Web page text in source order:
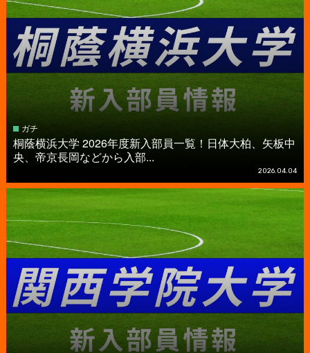
ガチ
桐蔭横浜大学 2026年度新入部員一覧！日体大柏、矢板中
央、帝京長岡などから入部...
2026.04.04